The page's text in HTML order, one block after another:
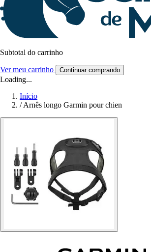
Subtotal do carrinho
Ver meu carrinho Continuar comprando
Loading...
Início
/ Arnês longo Garmin pour chien